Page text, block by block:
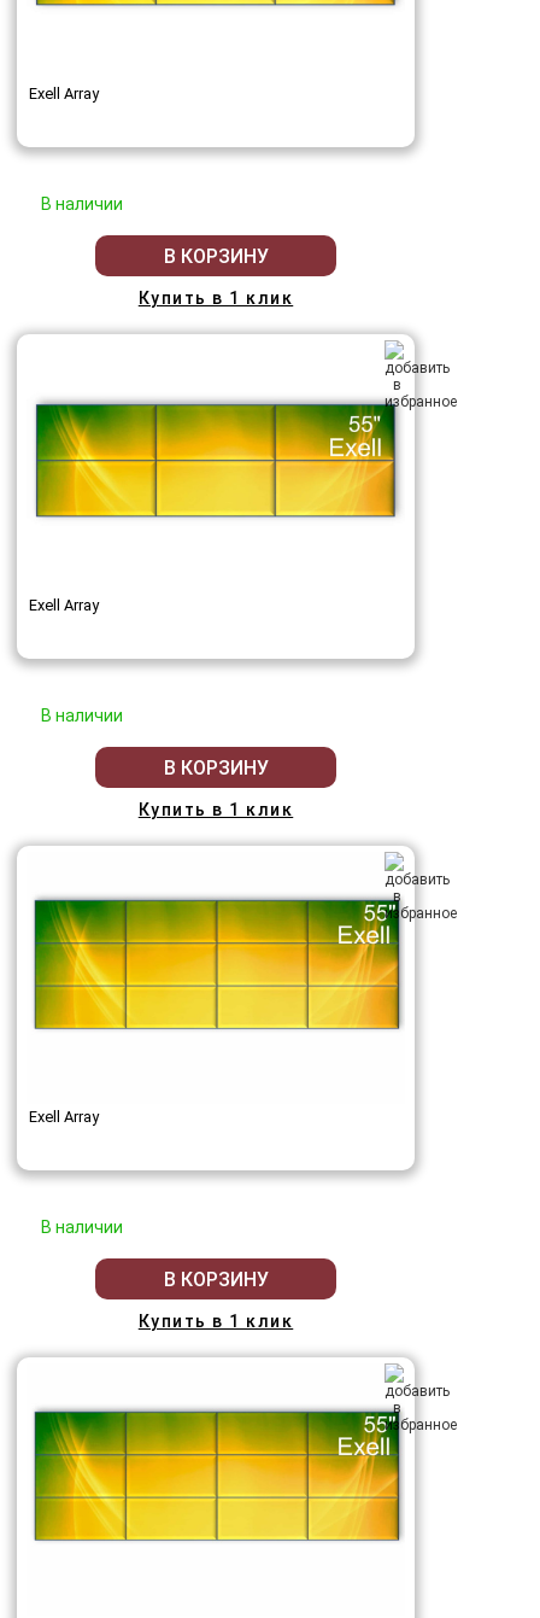
Exell Array
В наличии
В КОРЗИНУ
Купить в 1 клик
Exell Array
В наличии
В КОРЗИНУ
Купить в 1 клик
Exell Array
В наличии
В КОРЗИНУ
Купить в 1 клик